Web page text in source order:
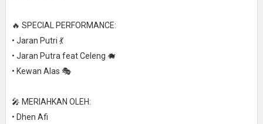
🔥 SPECIAL PERFORMANCE:
• Jaran Putri 💃
• Jaran Putra feat Celeng 🐗
• Kewan Alas 🎭
🎤 MERIAHKAN OLEH:
• Dhen Afi